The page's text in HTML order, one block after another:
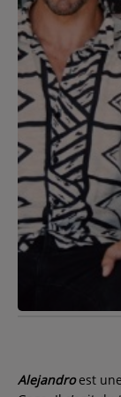
Contact
Régie
Fréquences
Recherche
Alejandroest